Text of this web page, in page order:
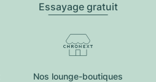
Essayage gratuit
Nos lounge-boutiques